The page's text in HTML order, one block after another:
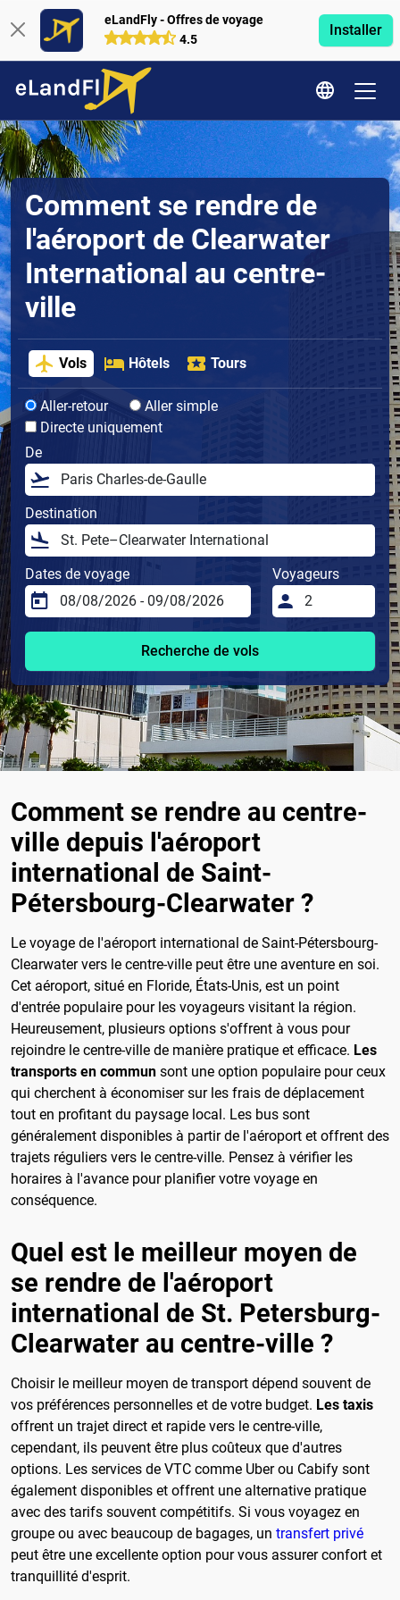
eLandFly - Offres de voyage
4.5
Installer
Comment se rendre de
l'aéroport de Clearwater
International au centre-
ville
Vols Hôtels Tours
Aller-retour
Aller simple
Directe uniquement
De
Destination
Dates de voyage Voyageurs
Recherche de vols
Comment se rendre au centre-
ville depuis l'aéroport
international de Saint-
Pétersbourg-Clearwater ?
Le voyage de l'aéroport international de Saint-Pétersbourg-
Clearwater vers le centre-ville peut être une aventure en soi.
Cet aéroport, situé en Floride, États-Unis, est un point
d'entrée populaire pour les voyageurs visitant la région.
Heureusement, plusieurs options s'offrent à vous pour
rejoindre le centre-ville de manière pratique et efficace. Les
transports en commun sont une option populaire pour ceux
qui cherchent à économiser sur les frais de déplacement
tout en profitant du paysage local. Les bus sont
généralement disponibles à partir de l'aéroport et offrent des
trajets réguliers vers le centre-ville. Pensez à vérifier les
horaires à l'avance pour planifier votre voyage en
conséquence.
Quel est le meilleur moyen de
se rendre de l'aéroport
international de St. Petersburg-
Clearwater au centre-ville ?
Choisir le meilleur moyen de transport dépend souvent de
vos préférences personnelles et de votre budget. Les taxis
offrent un trajet direct et rapide vers le centre-ville,
cependant, ils peuvent être plus coûteux que d'autres
options. Les services de VTC comme Uber ou Cabify sont
également disponibles et offrent une alternative pratique
avec des tarifs souvent compétitifs. Si vous voyagez en
groupe ou avec beaucoup de bagages, un transfert privé
peut être une excellente option pour vous assurer confort et
tranquillité d'esprit.